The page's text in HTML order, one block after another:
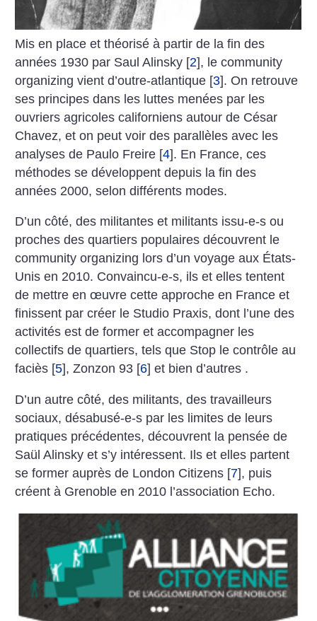
Mis en place et théorisé à partir de la fin des
années 1930 par Saul Alinsky [2], le community
organizing vient d’outre-atlantique [3]. On retrouve
ses principes dans les luttes menées par les
ouvriers agricoles californiens autour de César
Chavez, et on peut voir des parallèles avec les
analyses de Paulo Freire [4]. En France, ces
méthodes se développent depuis la fin des
années 2000, selon différents modes.
D’un côté, des militantes et militants issu-e-s ou
proches des quartiers populaires découvrent le
community organizing lors d’un voyage aux États-
Unis en 2010. Convaincu-e-s, ils et elles tentent
de mettre en œuvre cette approche en France et
finissent par créer le Studio Praxis, dont l’une des
activités est de former et accompagner les
collectifs de quartiers, tels que Stop le contrôle au
faciès [5], Zonzon 93 [6] et bien d’autres .
D’un autre côté, des militants, des travailleurs
sociaux, désabusé-e-s par les limites de leurs
pratiques précédentes, découvrent la pensée de
Saül Alinsky et s’y intéressent. Ils et elles partent
se former auprès de London Citizens [7], puis
créent à Grenoble en 2010 l’association Echo.